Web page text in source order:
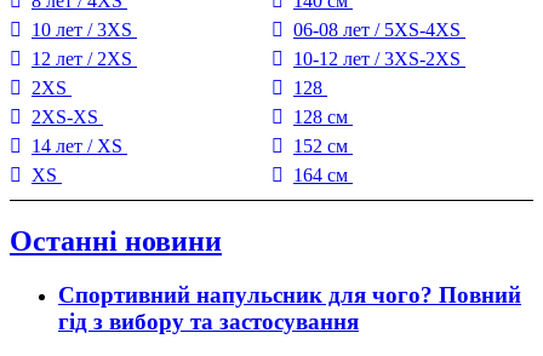
10 лет / 3XS
12 лет / 2XS
2XS
2XS-XS
14 лет / XS
XS
06-08 лет / 5XS-4XS
10-12 лет / 3XS-2XS
128
128 см
152 см
164 см
Останні новини
Спортивний напульсник для чого? Повний
гід з вибору та застосування